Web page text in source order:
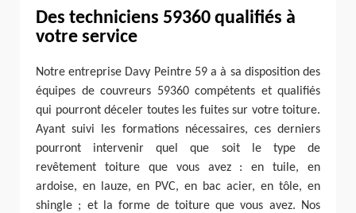
Des techniciens 59360 qualifiés à
votre service
Notre entreprise Davy Peintre 59 a à sa disposition des
équipes de couvreurs 59360 compétents et qualifiés
qui pourront déceler toutes les fuites sur votre toiture.
Ayant suivi les formations nécessaires, ces derniers
pourront intervenir quel que soit le type de
revêtement toiture que vous avez : en tuile, en
ardoise, en lauze, en PVC, en bac acier, en tôle, en
shingle ; et la forme de toiture que vous avez. Nos